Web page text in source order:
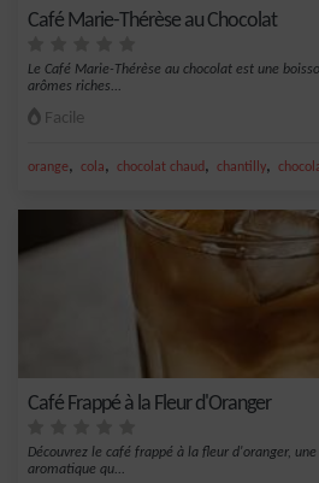
Café Marie-Thérèse au Chocolat
Le Café Marie-Thérèse au chocolat est une
arômes riches...
Facile
orange, cola, chocolat chaud , chantilly,
Café Frappé à la Fleur d'Oranger
Découvrez le café frappé à la fleur d'oranger,
aromatique qu...